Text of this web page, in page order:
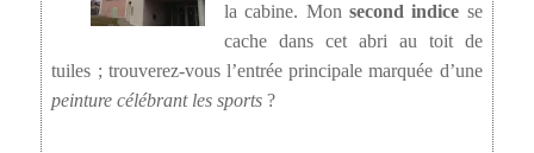
la cabine. Mon second indice se
cache dans cet abri au toit de
tuiles ; trouverez-vous l’entrée principale marquée d’une
peinture célébrant les sports ?